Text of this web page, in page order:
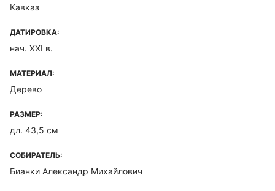
Кавказ
ДАТИРОВКА:
нач. XXI в.
МАТЕРИАЛ:
Дерево
РАЗМЕР:
дл. 43,5 см
СОБИРАТЕЛЬ:
Бианки Александр Михайлович